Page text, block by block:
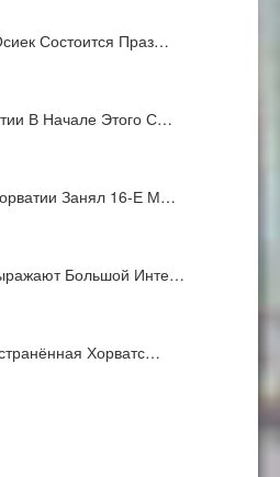
Состоится Праз…
В Начале Этого С…
Занял 16-Е М…
Большой Инте…
Хорватс…